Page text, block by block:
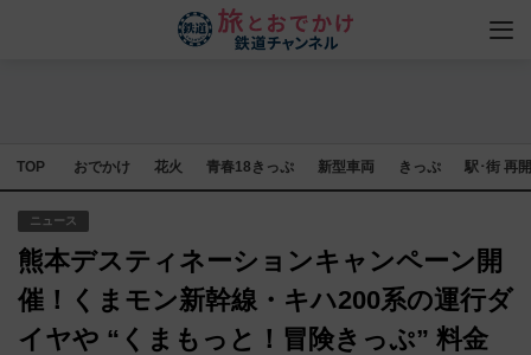
TOP おでかけ 花火 青春18きっぷ 新型車両 きっぷ 駅･街 再
ニュース
熊本デスティネーションキャンペーン開
催！くまモン新幹線・キハ200系の運行ダ
イヤや “くまもっと！冒険きっぷ” 料金